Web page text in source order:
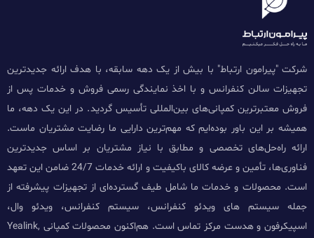
شرکت "پیرامون ارتباط" با بیش از یک دهه سابقه، با هدف ارائه جدیدترین
تجهیزات سالن کنفرانس و با اخذ نمایندگی رسمی فروش و خدمات پس از
فروش معتبرترین کمپانی‌های بین‌المللی تأسیس گردید. در این یک دهه، ما
همیشه بر این باور بوده‌ایم که مهم‌ترین دارایی ما رضایت مشتریان ماست.
ارائه راه‌حل‌های تخصصی و مطابق با نیاز مشتریان بر اساس جدیدترین
فناوری‌ها، تأمین و عرضه کالای باکیفیت و ارائه خدمات 24/7 ضامن این تعهد
است. محصولات و خدمات ما شامل طیف گسترده‌ای از تجهیزات پیشرفته از
جمله سیستم های ویدئو کنفرانس، سیستم کنفرانس، ویدئو وال،
اسپیکرفون و هدست مرکز تماس است. هم‌اکنون محصولات کمپانی Yealink,